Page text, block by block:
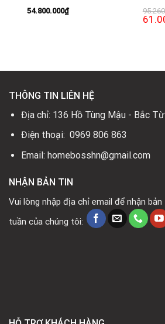
54.800.000₫
Giá
gốc
THÔNG TIN LIÊN HỆ
Địa chỉ: 136 Hồ Tùng Mậu - Bắc
Điện thoại: 0969 806 863
Email: homebosshn@gmail.com
NHẬN BẢN TIN
Vui lòng nhập địa chỉ email để nhận bản
tuần của chúng tôi: